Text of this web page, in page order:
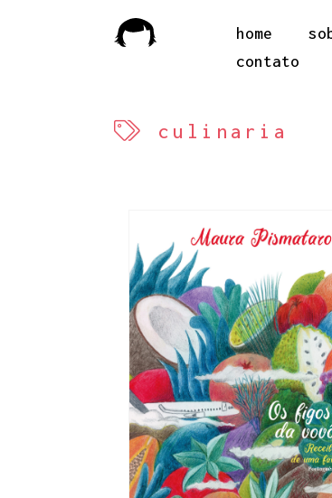
home
contato
culinaria